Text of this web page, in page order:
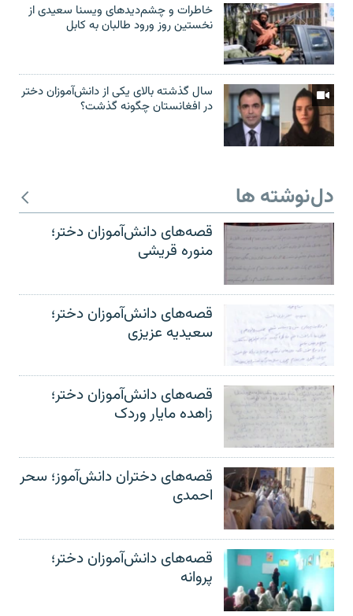
خاطرات و چشم‌دید‌های ویسنا سعیدی از
نخستین روز ورود طالبان به کابل
سال گذشته بالای یکی از دانش‌آموزان دختر
در افغانستان چگونه گذشت؟
دل‌نوشته ها
قصه‌های دانش‌آموزان دختر؛
منوره قریشی
قصه‌های دانش‌آموزان دختر؛
سعیدیه عزیزی
قصه‌های دانش‌آموزان دختر؛
زاهده مایار وردک
قصه‌های دختران دانش‌آموز؛ سحر
احمدی
قصه‌های دانش‌آموزان دختر؛
پروانه